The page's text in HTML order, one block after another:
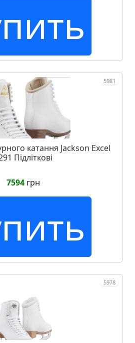
5981
катання Jackson Excel
Підліткові
7594грн
5978